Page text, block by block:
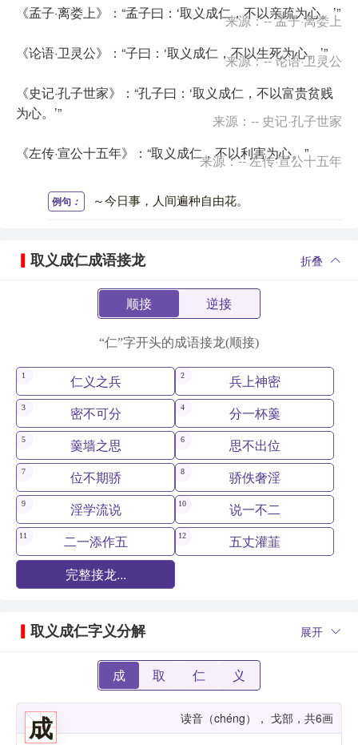
《孟子·离娄上》：“孟子曰：‘取义成仁，不以亲疏为心。’”
来源：-- 孟子·离娄上
《论语·卫灵公》：“子曰：‘取义成仁，不以生死为心。’”
来源：-- 论语·卫灵公
《史记·孔子世家》：“孔子曰：‘取义成仁，不以富贵贫贱
为心。’”
来源：-- 史记·孔子世家
《左传·宣公十五年》：“取义成仁，不以利害为心。”
来源：-- 左传·宣公十五年
例句 ： ～今日事，人间遍种自由花。
取义成仁成语接龙 折叠
顺接 逆接
“仁”字开头的成语接龙(顺接)
1 仁义之兵 2 兵上神密
3 密不可分 4 分一杯羹
5 羹墙之思 6 思不出位
7 位不期骄 8 骄佚奢淫
9 淫学流说 10 说一不二
11 二一添作五 12
五丈灌韮
完整接龙...
取义成仁字义分解 展开
成 取 仁 义
成 读音（chéng）， 戈部，共6画